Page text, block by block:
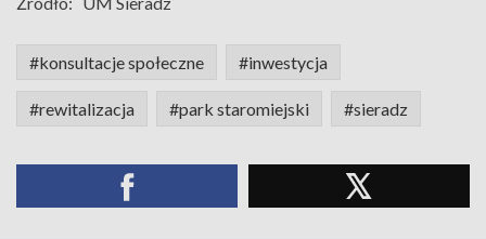
#konsultacje społeczne #inwestycja
#rewitalizacja #park staromiejski #sieradz